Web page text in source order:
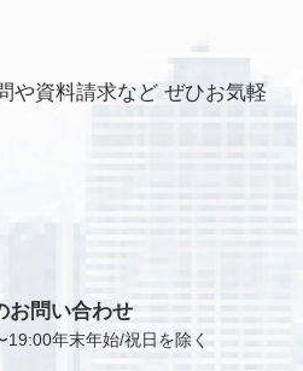
や資料請求などぜひお気軽
お問い合わせ
19:00年末年始/祝日を除く